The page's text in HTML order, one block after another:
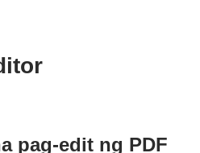
pag-edit ng PDF